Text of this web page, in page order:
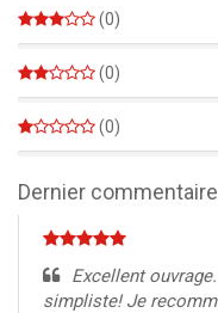
(0)
(0)
(0)
Dernier
Excellent
simpliste! Je